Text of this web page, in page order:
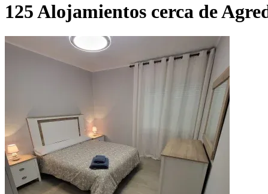
125 Alojamientos cerca de